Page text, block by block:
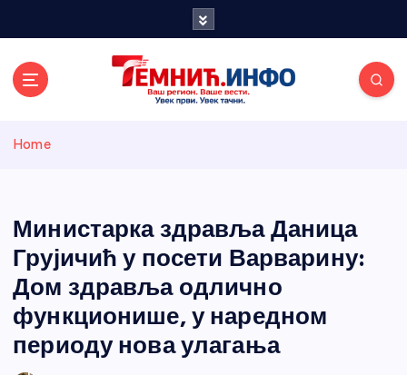
и портал
Home
Министарка здравља Даница
Грујичић у посети Варварину:
Дом здравља одлично
функционише, у наредном
периоду нова улагања